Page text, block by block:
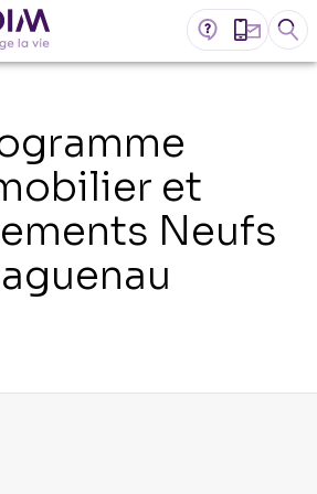
et
Neufs